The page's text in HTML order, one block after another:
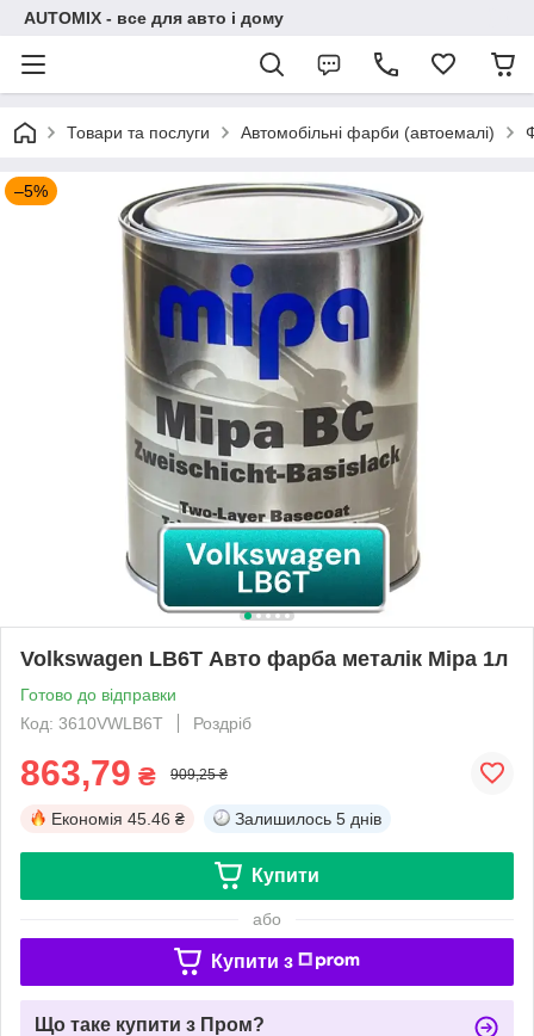
AUTOMIX - все для авто і дому
Товари та послуги Автомобільні фарби (автоемалі)
–5%
Volkswagen LB6T Авто фарба металік Mipa 1л
Готово до відправки
Код: 3610VWLB6T
Роздріб
863,79 ₴ 909,25 ₴
Економія 45.46 ₴ Залишилось 5 днів
Купити
або
Купити з
Що таке купити з Пром?